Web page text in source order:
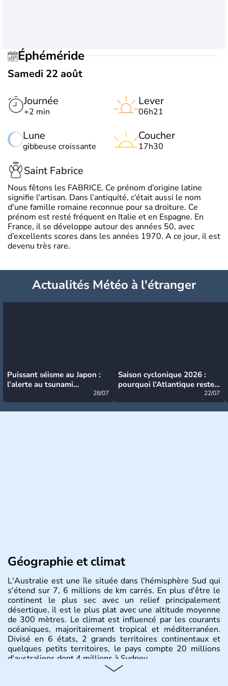
Éphéméride
Samedi 22 août
Journée
+2 min
Lune
gibbeuse croissante
Lever
06h21
Coucher
17h30
Saint Fabrice
Nous fêtons les FABRICE. Ce prénom d’origine latine
signifie l'artisan. Dans l’antiquité, c’était aussi le nom
d'une famille romaine reconnue pour sa droiture. Ce
prénom est resté fréquent en Italie et en Espagne. En
France, il se développe autour des années 50, avec
d’excellents scores dans les années 1970. A ce jour, il est
devenu très rare.
Actualités Météo à l'étranger
Puissant séisme au Japon :
l’alerte au tsunami
28/07
Saison cyclonique 2026 :
pourquoi l’Atlantique reste
22/07
Géographie et climat
L'Australie est une île située dans l'hémisphère Sud qui
s'étend sur 7, 6 millions de km carrés. En plus d'être le
continent le plus sec avec un relief principalement
désertique, il est le plus plat avec une altitude moyenne
de 300 mètres. Le climat est influencé par les courants
océaniques, majoritairement tropical et méditerranéen.
Divisé en 6 états, 2 grands territoires continentaux et
quelques petits territoires, le pays compte 20 millions
d'australiens dont 4 millions à Sydney.